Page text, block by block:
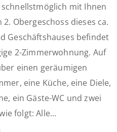
mit Ihnen
Obergeschoss dieses ca.
Geschäftshauses befindet
2-Zimmerwohnung. Auf
einen geräumigen
eine Küche, eine Diele,
ein Gäste-WC und zwei
folgt: Alle...